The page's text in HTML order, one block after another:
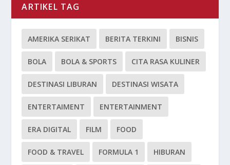
ARTIKEL TAG
AMERIKA SERIKAT BERITA TERKINI BISNIS
BOLA BOLA & SPORTS CITA RASA KULINER
DESTINASI LIBURAN DESTINASI WISATA
ENTERTAIMENT ENTERTAINMENT
ERA DIGITAL FILM FOOD
FOOD & TRAVEL FORMULA 1 HIBURAN